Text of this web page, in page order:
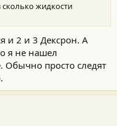
сколько жидкости
и 2 и 3 Дексрон. А
я не нашел
Обычно просто следят